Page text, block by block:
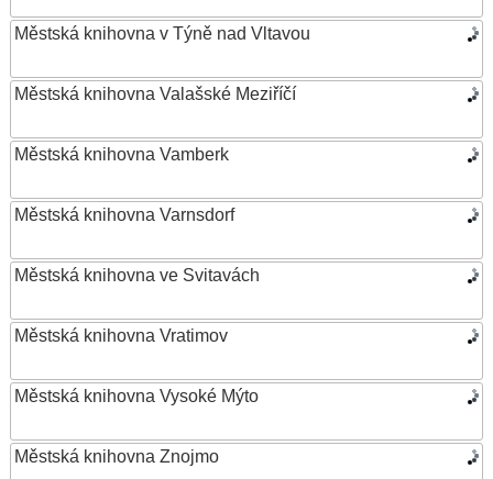
Městská knihovna v Týně nad Vltavou
Městská knihovna Valašské Meziříčí
Městská knihovna Vamberk
Městská knihovna Varnsdorf
Městská knihovna ve Svitavách
Městská knihovna Vratimov
Městská knihovna Vysoké Mýto
Městská knihovna Znojmo